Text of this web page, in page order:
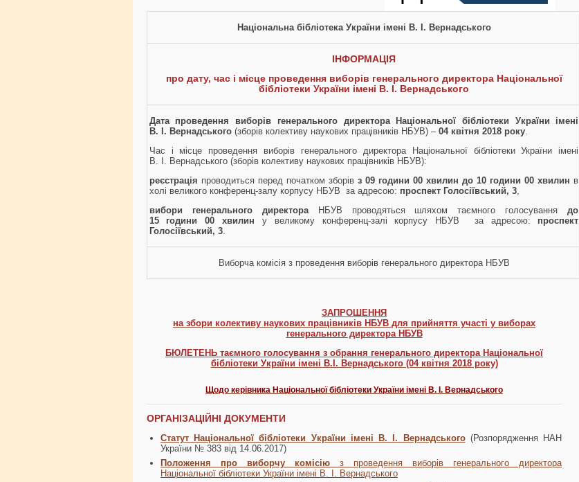
Національна бібліотека України імені В. І. Вернадського
ІНФОРМАЦІЯ
про дату, час і місце проведення виборів генерального директора Національної
бібліотеки України імені В. І. Вернадського
Дата проведення виборів генерального директора Національної бібліотеки України імені
В. І. Вернадського (зборів колективу наукових працівників НБУВ) –04 квітня 2018 року.
Час і місце проведення виборів генерального директора Національної бібліотеки України імені
В. І. Вернадського (зборів колективу наукових працівників НБУВ):
реєстрація проводиться перед початком зборів з 09 години 00 хвилин до 10 години 00 хвилин в
холі великого конференц-залу корпусу НБУВ за адресою: проспект Голосіївський, 3,
вибори генерального директораНБУВ проводяться шляхом таємного голосуваннядо
15 години 00 хвилин у великому конференц-залі корпусу НБУВ за адресою: проспект
Голосіївський, 3.
Виборча комісія з проведення виборів генерального директора НБУВ
ЗАПРОШЕННЯ
на збори колективу наукових працівників НБУВ для прийняття участі у виборах
генерального директора НБУВ
БЮЛЕТЕНЬ таємного голосування з обрання генерального директора Національної
бібліотеки України імені В.І. Вернадського (04 квітня 2018 року)
Щодо керівника Національної бібліотеки України імені В. І. Вернадського
ОРГАНІЗАЦІЙНІ ДОКУМЕНТИ
Статут Національної бібліотеки України імені В. І. Вернадського (Розпорядження НАН
України № 383 від 14.06.2017)
Положення про виборчу комісію з проведення виборів генерального директора
Національної бібліотеки України імені В. І. Вернадського